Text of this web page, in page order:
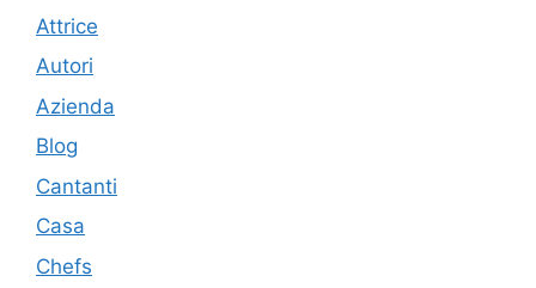
Attrice
Autori
Azienda
Blog
Cantanti
Casa
Chefs